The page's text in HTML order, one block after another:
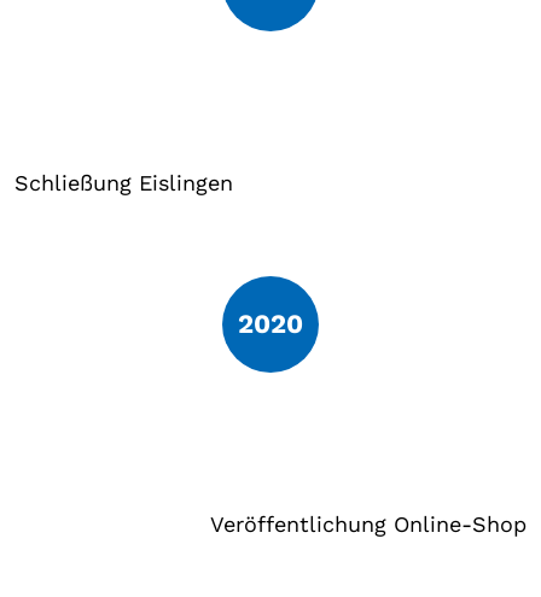
Schließung Eislingen
Veröffentlichung Online-Shop
2020